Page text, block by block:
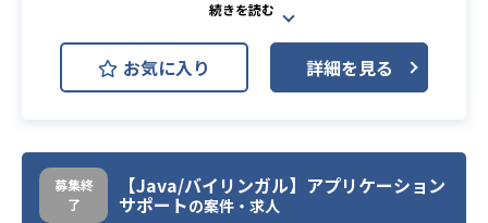
業務内容
ブリッジエンジニアとして携わって
頂きます。
【業務内容】
hareaPointの専門家と要件分析を行
う
お気に入り 詳細を見る
募集終
了
【Java/バイリンガル】アプリケーション
サポートの案件・求人